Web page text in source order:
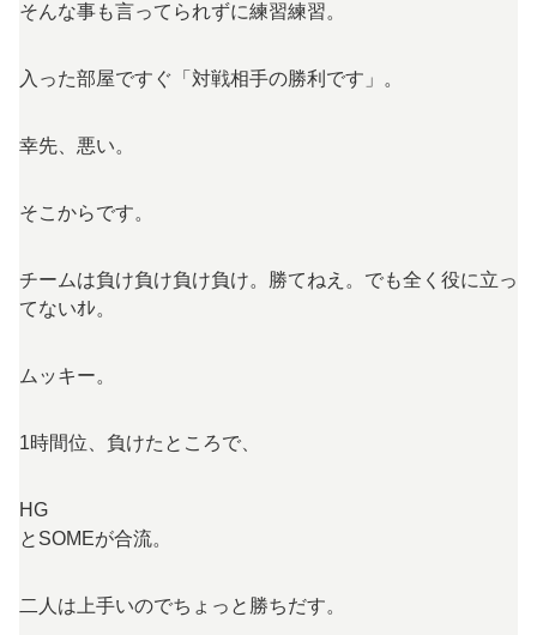
そんな事も言ってられずに練習練習。
入った部屋ですぐ「対戦相手の勝利です」。
幸先、悪い。
そこからです。
チームは負け負け負け負け。勝てねえ。でも全く役に立っ
てないｵﾚ。
ムッキー。
1時間位、負けたところで、
HG
とSOMEが合流。
二人は上手いのでちょっと勝ちだす。